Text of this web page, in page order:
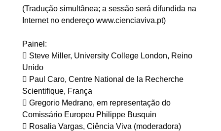
(Tradução simultânea; a sessão será difundida na
Internet no endereço www.cienciaviva.pt)
Painel:
 Steve Miller, University College London, Reino
Unido
 Paul Caro, Centre National de la Recherche
Scientifique, França
 Gregorio Medrano, em representação do
Comissário Europeu Philippe Busquin
 Rosalia Vargas, Ciência Viva (moderadora)